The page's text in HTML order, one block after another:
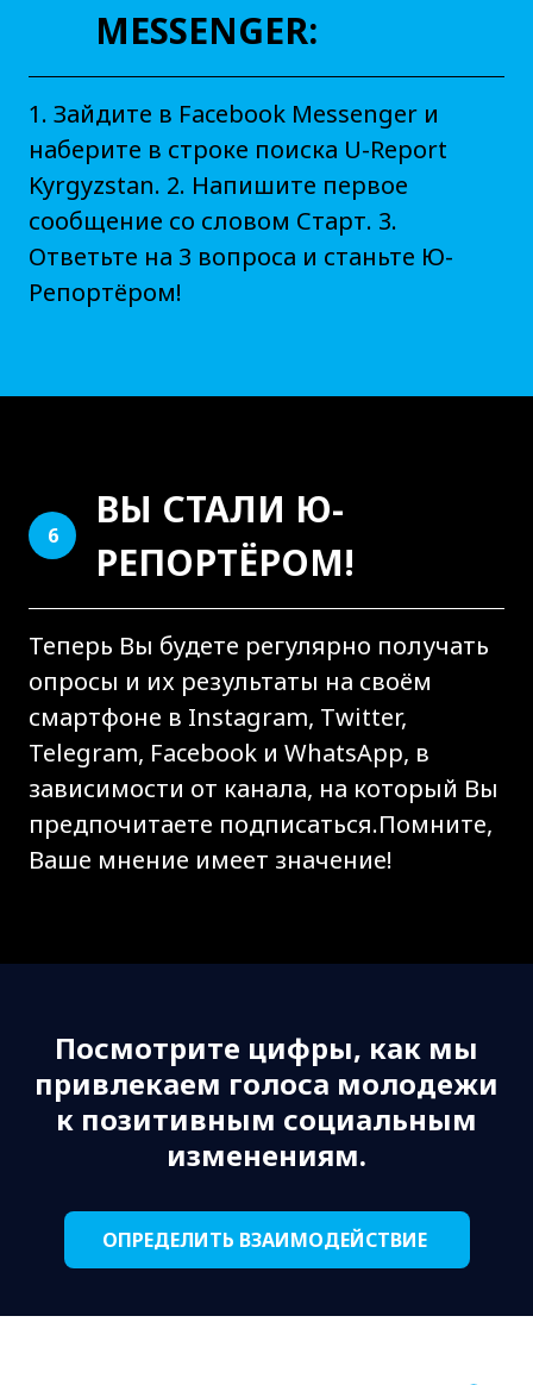
MESSENGER:
1. Зайдите в Facebook Messenger и
наберите в строке поиска U-Report
Kyrgyzstan. 2. Напишите первое
сообщение со словом Старт. 3.
Ответьте на 3 вопроса и станьте Ю-
Репортёром!
6
ВЫ СТАЛИ Ю-
РЕПОРТЁРОМ!
Теперь Вы будете регулярно получать
опросы и их результаты на своём
смартфоне в Instagram, Twitter,
Telegram, Facebook и WhatsApp, в
зависимости от канала, на который Вы
предпочитаете подписаться.Помните,
Ваше мнение имеет значение!
Посмотрите цифры, как мы
привлекаем голоса молодежи
к позитивным социальным
изменениям.
ОПРЕДЕЛИТЬ ВЗАИМОДЕЙСТВИЕ